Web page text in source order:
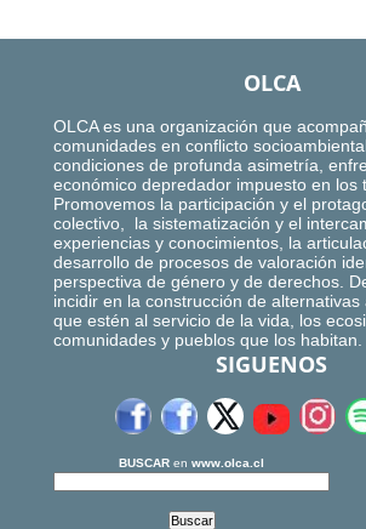
OLCA
OLCA es una organización que
comunidades en conflicto
condiciones de profunda asimetría,
económico depredador impuesto en los
Promovemos la participación y el
colectivo, la sistematización y el
experiencias y conocimientos, la
desarrollo de procesos de valoración
perspectiva de género y de derechos.
incidir en la construcción de alternativas
que estén al servicio de la vida, los
comunidades y pueblos que los habitan.
SIGUENOS
BUSCAR en www.olca.cl